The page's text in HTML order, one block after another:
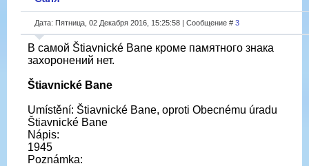
Дата: Пятница, 02 Декабря 2016, 15:25:58 | Сообщение # 3
В самой Štiavnické Bane кроме памятного знака
захоронений нет.
Štiavnické Bane
Umístění: Štiavnické Bane, oproti Obecnému úradu
Štiavnické Bane
Nápis:
1945
Poznámka: